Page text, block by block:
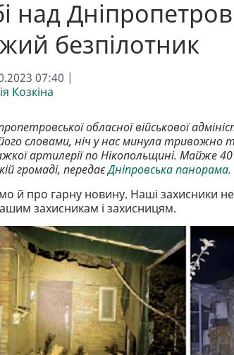
над
безпілотник
07:40 |
Козкіна
обласної військової
його словами, ніч у нас минула тривожно
артилерії по Нікопольщині. Майже
громаді, передаєДніпровська панорама.
й про гарну новину. Наші захисники
захисникам і захисницям.